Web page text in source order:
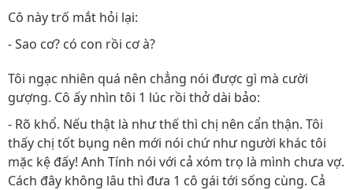
Cô này trố mắt hỏi lại:
- Sao cơ? có con rồi cơ à?
Tôi ngạc nhiên quá nên chẳng nói được gì mà cười
gượng. Cô ấy nhìn tôi 1 lúc rồi thở dài bảo:
- Rõ khổ. Nếu thật là như thế thì chị nên cẩn thận. Tôi
thấy chị tốt bụng nên mới nói chứ như người khác tôi
mặc kệ đấy! Anh Tính nói với cả xóm trọ là mình chưa vợ.
Cách đây không lâu thì đưa 1 cô gái tới sống cùng. Cả